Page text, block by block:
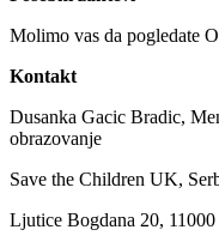
Molimo vas da pogledate
Kontakt
Dusanka Gacic Bradic,
obrazovanje
Save the Children UK,
Ljutice Bogdana 20,